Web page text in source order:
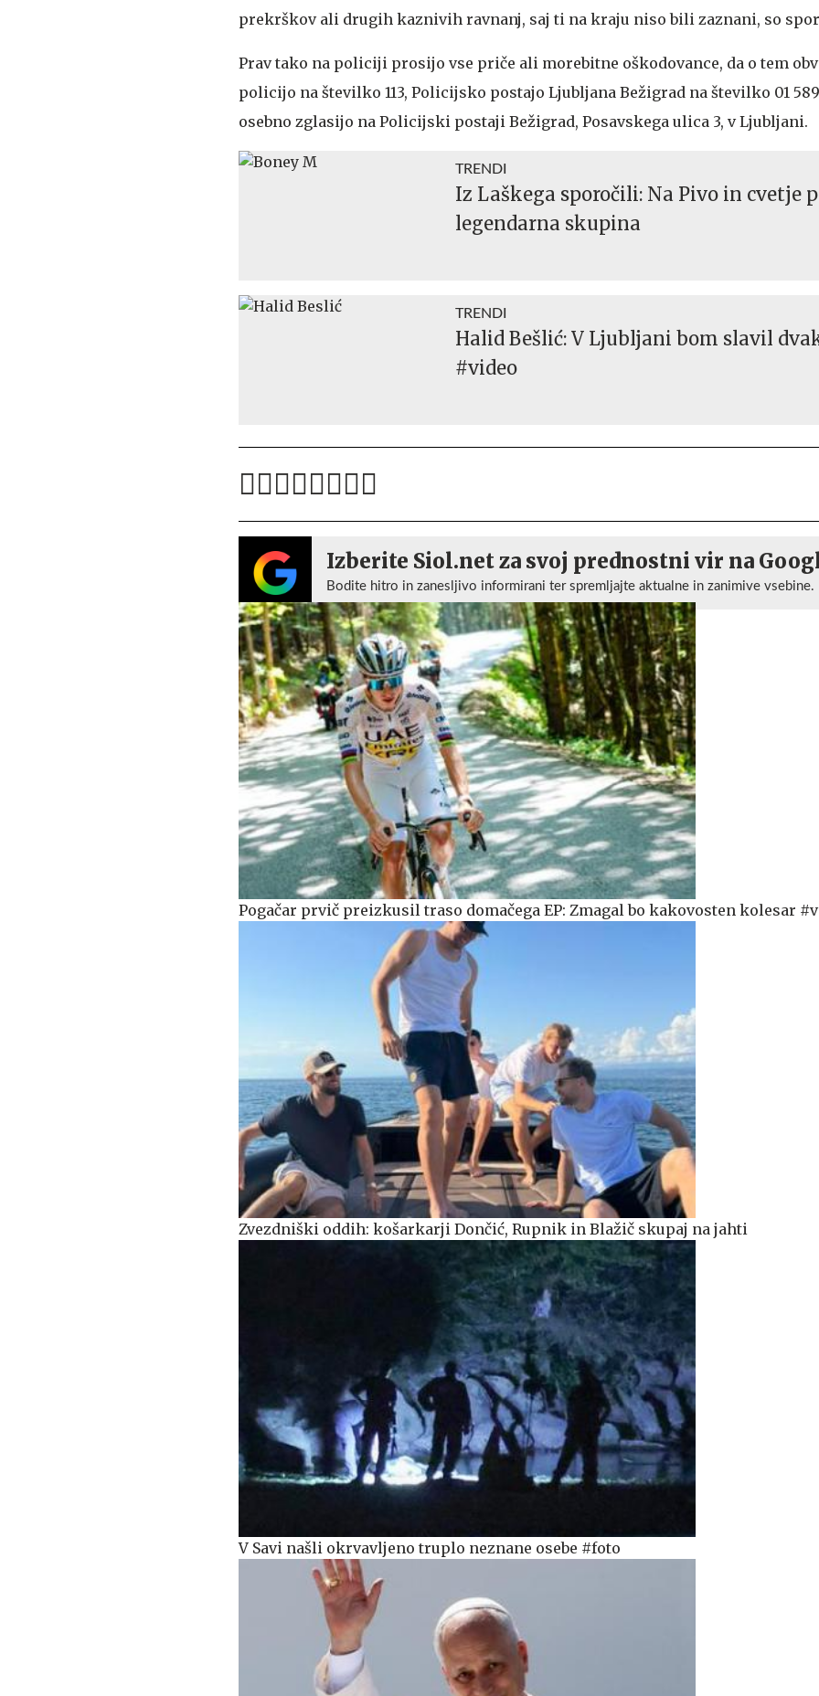
prekrškov ali drugih kaznivih ravnanj, saj ti na kraju niso bili zaznani, so
Prav tako na policiji prosijo vse priče ali morebitne oškodovance, da o tem
policijo na številko 113, Policijsko postajo Ljubljana Bežigrad na številko 01
osebno zglasijo na Policijski postaji Bežigrad, Posavskega ulica 3, v Ljubljani.
TRENDI
Iz Laškega sporočili: Na Pivo in cvetje
legendarna skupina
TRENDI
Halid Bešlić: V Ljubljani bom slavil
#video
Izberite Siol.net za svoj prednostni vir na
Bodite hitro in zanesljivo informirani ter spremljajte aktualne in zanimive vsebine.
Pogačar prvič preizkusil traso domačega EP: Zmagal bo kakovosten kolesar
Zvezdniški oddih: košarkarji Dončić, Rupnik in Blažič skupaj na jahti
V Savi našli okrvavljeno truplo neznane osebe #foto